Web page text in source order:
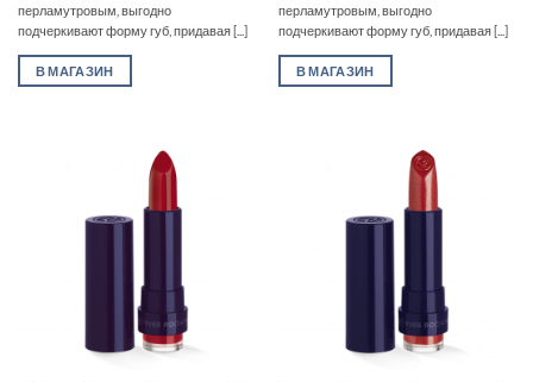
перламутровым, выгодно
подчеркивают форму губ, придавая [...]
В МАГАЗИН
перламутровым, выгодно
подчеркивают форму губ, придавая [...]
В МАГАЗИН